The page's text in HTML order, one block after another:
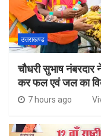
उत्तराखण्ड
चौधरी सुभाष नंबरदार
कर फल एवं जल का
7 hours ago